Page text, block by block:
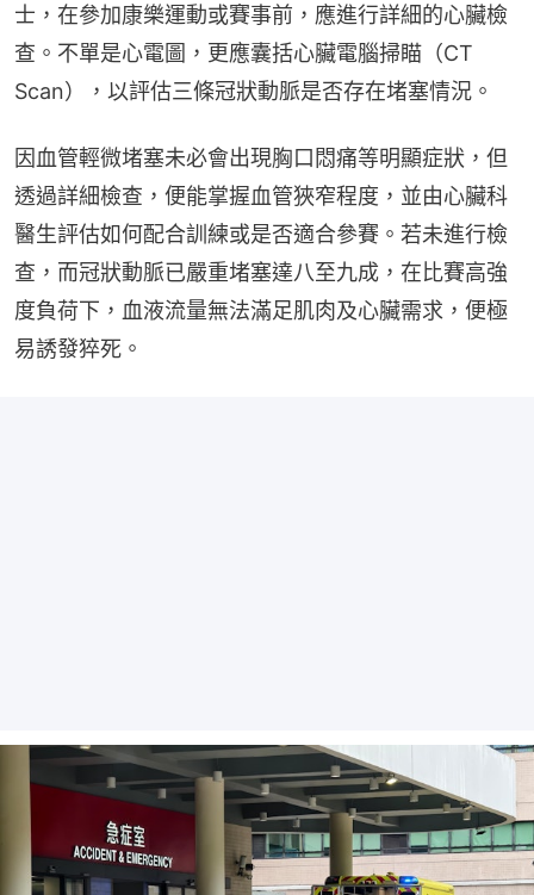
士，在參加康樂運動或賽事前，應進行詳細的心臟檢
查。不單是心電圖，更應囊括心臟電腦掃瞄（CT
Scan），以評估三條冠狀動脈是否存在堵塞情況。
因血管輕微堵塞未必會出現胸口悶痛等明顯症狀，但
透過詳細檢查，便能掌握血管狹窄程度，並由心臟科
醫生評估如何配合訓練或是否適合參賽。若未進行檢
查，而冠狀動脈已嚴重堵塞達八至九成，在比賽高強
度負荷下，血液流量無法滿足肌肉及心臟需求，便極
易誘發猝死。